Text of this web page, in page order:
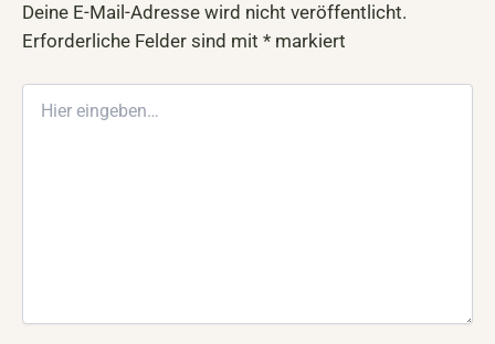
Deine E-Mail-Adresse wird nicht veröffentlicht.
Erforderliche Felder sind mit * markiert
eingeben…